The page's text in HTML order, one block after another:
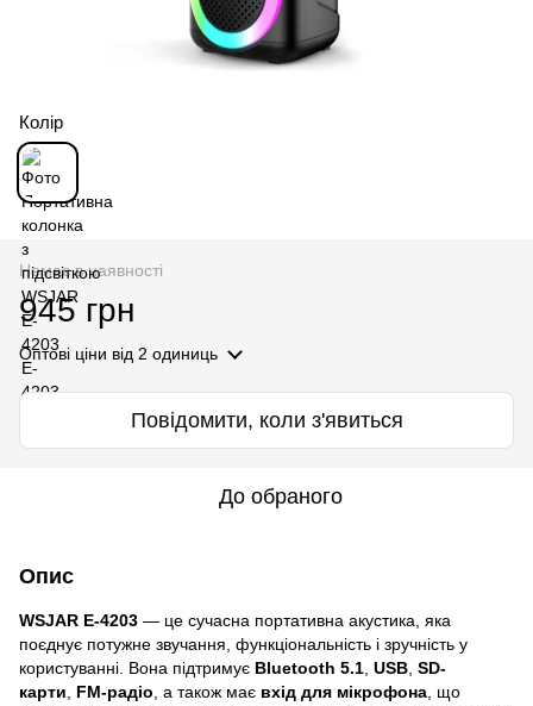
Колір
Немає в наявності
945 грн
Оптові ціни від 2 одиниць
Повідомити, коли з'явиться
До обраного
Опис
WSJAR E-4203 — це сучасна портативна акустика, яка
поєднує потужне звучання, функціональність і зручність у
користуванні. Вона підтримує Bluetooth 5.1 USB SD-
карти
FM-радіо , а також має вхід для мікрофона , що